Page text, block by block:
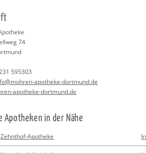
Tipps
74
595303
​apotheke-​dortmund.​de
​apotheke-​dortmund.​de
Apo­the­ken in der Nähe
Zehnthof-Apotheke